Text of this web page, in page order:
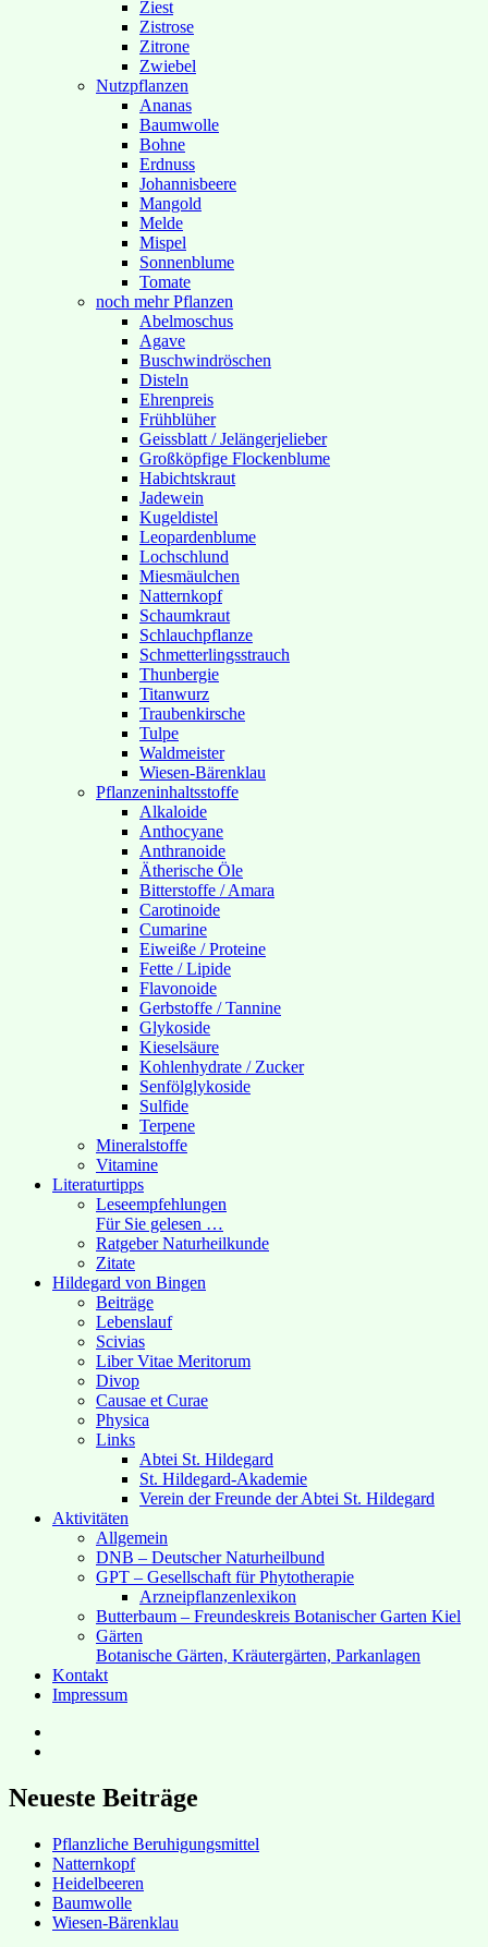
Ziest
Zistrose
Zitrone
Zwiebel
Nutzpflanzen
Ananas
Baumwolle
Bohne
Erdnuss
Johannisbeere
Mangold
Melde
Mispel
Sonnenblume
Tomate
noch mehr Pflanzen
Abelmoschus
Agave
Buschwindröschen
Disteln
Ehrenpreis
Frühblüher
Geissblatt / Jelängerjelieber
Großköpfige Flockenblume
Habichtskraut
Jadewein
Kugeldistel
Leopardenblume
Lochschlund
Miesmäulchen
Natternkopf
Schaumkraut
Schlauchpflanze
Schmetterlingsstrauch
Thunbergie
Titanwurz
Traubenkirsche
Tulpe
Waldmeister
Wiesen-Bärenklau
Pflanzeninhaltsstoffe
Alkaloide
Anthocyane
Anthranoide
Ätherische Öle
Bitterstoffe / Amara
Carotinoide
Cumarine
Eiweiße / Proteine
Fette / Lipide
Flavonoide
Gerbstoffe / Tannine
Glykoside
Kieselsäure
Kohlenhydrate / Zucker
Senfölglykoside
Sulfide
Terpene
Mineralstoffe
Vitamine
Literaturtipps
Leseempfehlungen
Für Sie gelesen …
Ratgeber Naturheilkunde
Zitate
Hildegard von Bingen
Beiträge
Lebenslauf
Scivias
Liber Vitae Meritorum
Divop
Causae et Curae
Physica
Links
Abtei St. Hildegard
St. Hildegard-Akademie
Verein der Freunde der Abtei St. Hildegard
Aktivitäten
Allgemein
DNB – Deutscher Naturheilbund
GPT – Gesellschaft für Phytotherapie
Arzneipflanzenlexikon
Butterbaum – Freundeskreis Botanischer Garten Kiel
Gärten
Botanische Gärten, Kräutergärten, Parkanlagen
Kontakt
Impressum
Instagram
Neueste Beiträge
Pflanzliche Beruhigungsmittel
Natternkopf
Heidelbeeren
Baumwolle
Wiesen-Bärenklau